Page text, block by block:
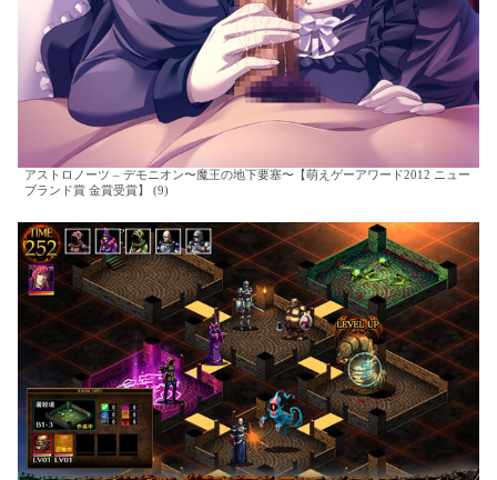
アストロノーツ – デモニオン〜魔王の地下要塞〜【萌えゲーアワード2012 ニュー
ブランド賞 金賞受賞】 (9)